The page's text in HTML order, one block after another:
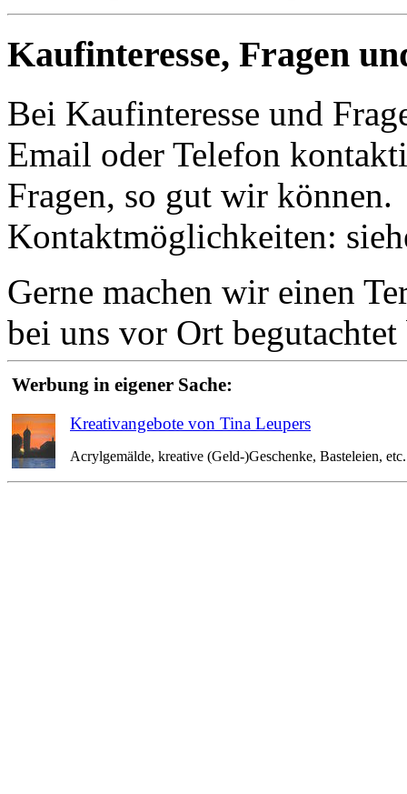
Kaufinteresse, Fragen
Bei Kaufinteresse und
Email oder Telefon
Fragen, so gut wir können.
Kontaktmöglichkeiten:
Gerne machen wir einen
bei uns vor Ort
Werbung in eigener Sache:
Kreativangebote von Tina Leupers
Acrylgemälde, kreative (Geld-)Geschenke, Basteleien,